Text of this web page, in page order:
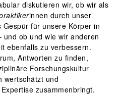
diskutieren wir, ob wir als
innen durch unser
für unsere Körper in
und ob und wie wir anderen
ebenfalls zu verbessern.
Antworten zu finden,
Forschungskultur
wertschätzt und
zusammenbringt.